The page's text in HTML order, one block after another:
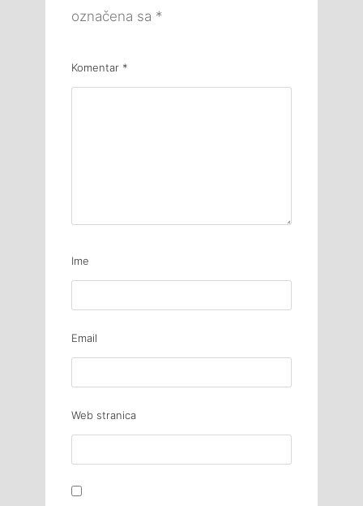
označena sa *
Komentar *
Ime
Email
Web stranica